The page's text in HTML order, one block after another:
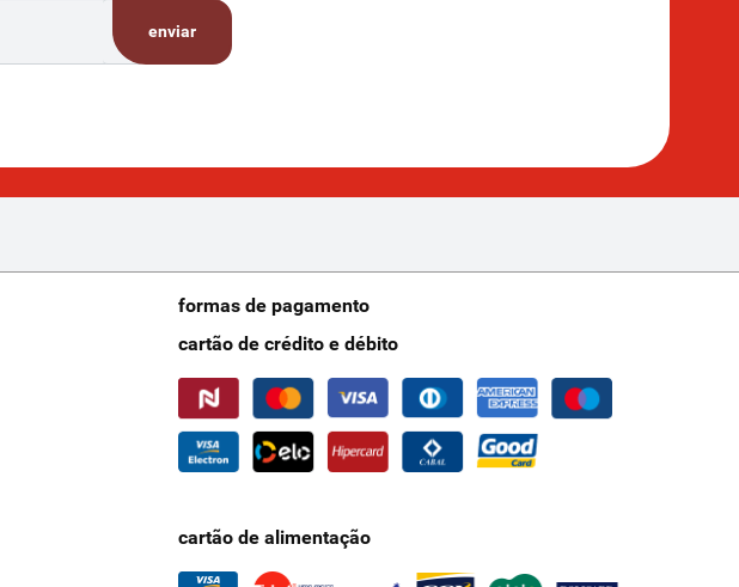
enviar
formas de pagamento
cartão de crédito e débito
cartão de alimentação